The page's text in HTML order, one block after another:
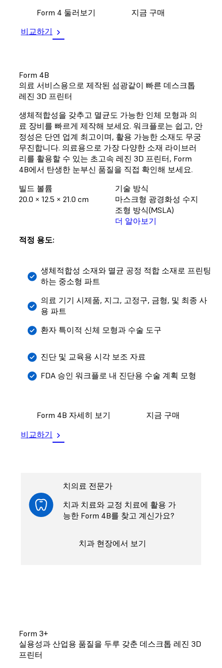
Form 4 둘러보기
지금 구매
비교하기
Form 4B
의료 서비스용으로 제작된 섬광같이 빠른 데스크톱
레진 3D 프린터
생체적합성을 갖추고 멸균도 가능한 인체 모형과 의
료 장비를 빠르게 제작해 보세요. 워크플로는 쉽고, 안
정성은 단연 업계 최고이며, 활용 가능한 소재도 무궁
무진합니다. 의료용으로 가장 다양한 소재 라이브러
리를 활용할 수 있는 초고속 레진 3D 프린터, Form
4B에서 탄생한 눈부신 품질을 직접 확인해 보세요.
빌드 볼륨
20.0 × 12.5 × 21.0 cm
기술 방식
마스크형 광경화성 수지
조형 방식(MSLA)
더 알아보기
적정 용도:
생체적합성 소재와 멸균 공정 적합 소재로 프린팅
하는 중소형 파트
의료 기기 시제품, 지그, 고정구, 금형, 및 최종 사
용 파트
환자 특이적 신체 모형과 수술 도구
진단 및 교육용 시각 보조 자료
FDA 승인 워크플로 내 진단용 수술 계획 모형
Form 4B 자세히 보기
지금 구매
비교하기
치의료 전문가
치과 치료와 교정 치료에 활용 가
능한 Form 4B를 찾고 계신가요?
치과 현장에서 보기
Form 3+
실용성과 산업용 품질을 두루 갖춘 데스크톱 레진 3D
프린터